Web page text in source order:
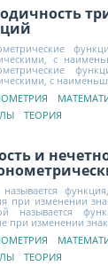
с
с
ТЕОРИЯ
и
при изменении
называется
при изменении
ТЕОРИЯ